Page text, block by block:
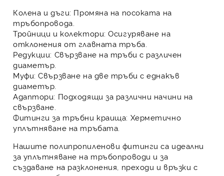
Колена и дъги: Промяна на посоката на
тръбопровода.
Тройници и колектори: Осигуряване на
отклонения от главната тръба.
Редукции: Свързване на тръби с различен
диаметър.
Муфи: Свързване на две тръби с еднакъв
диаметър.
Адаптори: Подходящи за различни начини на
свързване.
Фитинги за тръбни краища: Херметично
уплътняване на тръбата.
Нашите полипропиленови фитинги са идеални
за уплътняване на тръбопроводи и за
създаване на разклонения, преходи и връзки с